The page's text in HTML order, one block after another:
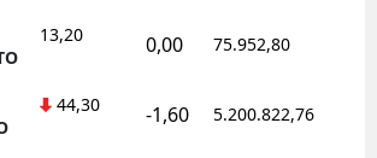
13,20 0,00 75.952,80
44,30 -1,60 5.200.822,76